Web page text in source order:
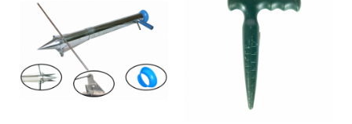
Sere si solarii
Suflante si aspiratoare exterior
Unelte altoit
Unelte manuale de gradina -